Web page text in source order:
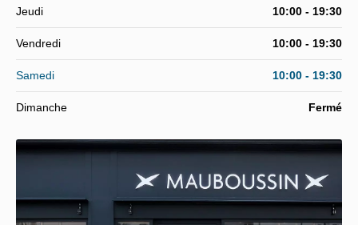
Jeudi 10:00 - 19:30
Vendredi 10:00 - 19:30
Samedi 10:00 - 19:30
Dimanche Fermé